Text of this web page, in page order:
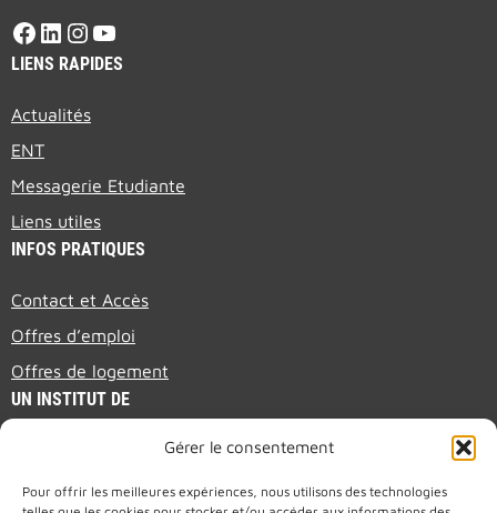
Gérer le consentement
Pour offrir les meilleures expériences, nous utilisons des technologies
LIENS RAPIDES
Actualités
ENT
Messagerie Etudiante
Liens utiles
INFOS PRATIQUES
Contact et Accès
Offres d’emploi
Offres de logement
UN INSTITUT DE
PRESENTATION BROCHURE (EN)